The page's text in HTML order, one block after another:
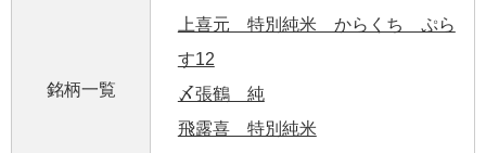
銘柄一覧
上喜元 特別純米 からくち ぷら
す12
〆張鶴 純
飛露喜 特別純米